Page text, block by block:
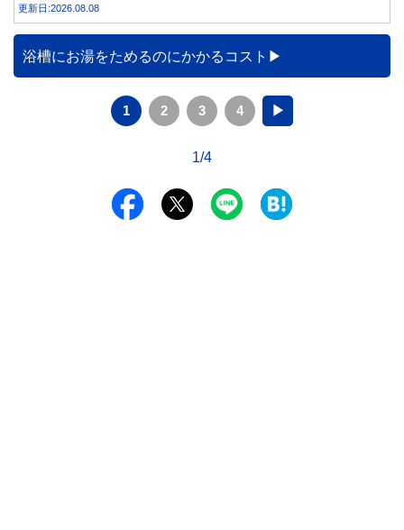
更新日:2026.08.08
浴槽にお湯をためるのにかかるコスト
1 2 3 4 ▶
1/4